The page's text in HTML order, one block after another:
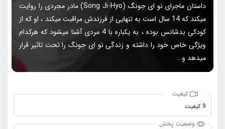
داستان ماجرای نو ای جونگ (Song Ji-Hyo) مادر مجردی را روایت
میکند که 14 سال است به تنهایی از فرزندش مراقبت میکند ، او که از
کودکی بدشانس بوده ، به یکباره با 4 مردی آشنا میشود که هرکدام
ویژگی خاص خود را داشته و زندگی نو ای جونگ را تحت تاثیر قرار
میدهد و…
کیفیت
9 کیفیت
وضعیت پخش